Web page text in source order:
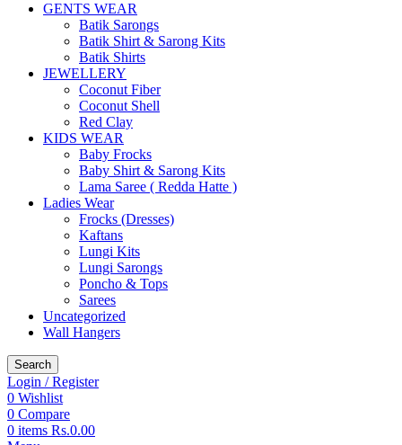
GENTS WEAR
Batik Sarongs
Batik Shirt & Sarong Kits
Batik Shirts
JEWELLERY
Coconut Fiber
Coconut Shell
Red Clay
KIDS WEAR
Baby Frocks
Baby Shirt & Sarong Kits
Lama Saree ( Redda Hatte )
Ladies Wear
Frocks (Dresses)
Kaftans
Lungi Kits
Lungi Sarongs
Poncho & Tops
Sarees
Uncategorized
Wall Hangers
Search
Login / Register
0 Wishlist
0 Compare
0 items Rs.0.00